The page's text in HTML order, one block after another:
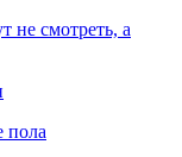
не смотреть, а
пола